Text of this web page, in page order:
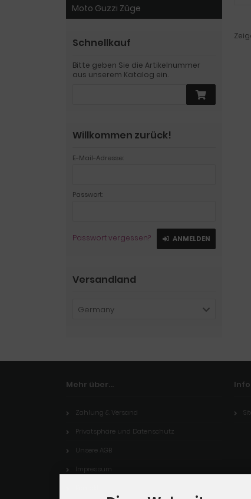
Moto Guzzi Züge
Schnellkauf
Bitte geben Sie die Artikelnummer
aus unserem Katalog ein.
Willkommen zurück!
E-Mail-Adresse:
Passwort:
Passwort vergessen? ANMELDEN
Versandland
Germany
Mehr über...
Zahlung & Versand
Privatsphäre und Datenschutz
Unsere AGB
Impressum